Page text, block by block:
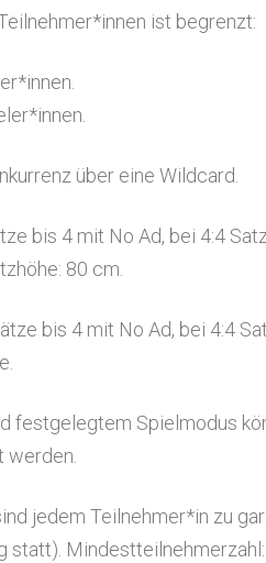
ist begrenzt:
über eine Wildcard.
bis 4 mit No Ad, bei 4:4
80 cm.
bis 4 mit No Ad, bei 4:4
festgelegtem Spielmodus
werden.
jedem Teilnehmer*in zu
statt).